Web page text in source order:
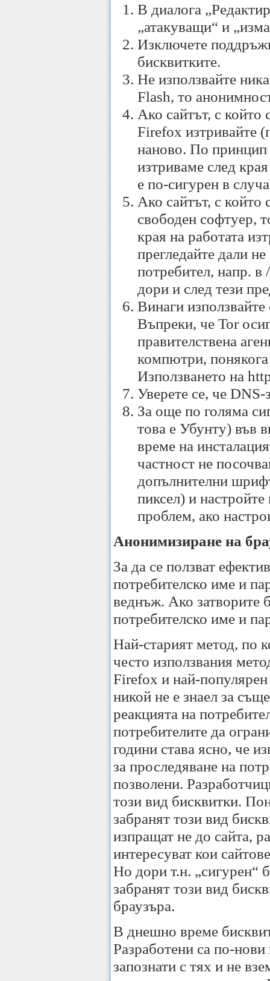
В диалога
„атакуващи“ и
Изключете
бисквитките.
Не използвайте
Flash, то
Ако сайтът, с който
Firefox изтривайте
наново. По принцип
изтриваме след
е по-сигурен в
Ако сайтът, с който
свободен софтуер,
края на работата
прегледайте дали
потребител, напр.
дори и след тези
Винаги
Въпреки, че Tor
правителствена
компютри,
Използването на
Уверете се, че DNS-
За още по голяма
това е Убунту) във
време на
частност не
допълнителни
пиксел) и
проблем, ако
Анонимизиране на
За да се ползват
потребителско име и
веднъж. Ако затворите
потребителско име и
Най-старият метод, по
често използвания
Firefox и най-популярен
никой не е знаел за
реакцията на
потребителите да
години става ясно, че
за проследяване на
позволени.
този вид бисквитки.
забранят този вид
изпращат не до сайта,
интересуват кои
Но дори т.н. „сигурен“
забранят този вид
браузъра.
В днешно време
Разработени са по-
запознати с тях и не